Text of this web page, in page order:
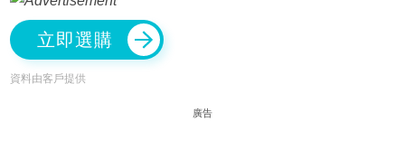
立即選購
資料由客戶提供
廣告